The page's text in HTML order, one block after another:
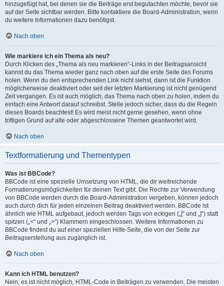
hinzugefügt hat, bei denen sie die Beiträge erst begutachten möchte, bevor sie
auf der Seite sichtbar werden. Bitte kontaktiere die Board-Administration, wenn
du weitere Informationen dazu benötigst.
Nach oben
Wie markiere ich ein Thema als neu?
Durch Klicken des „Thema als neu markieren“-Links in der Beitragsansicht
kannst du das Thema wieder ganz nach oben auf die erste Seite des Forums
holen. Wenn du den entsprechenden Link nicht siehst, dann ist die Funktion
möglicherweise deaktiviert oder seit der letzten Markierung ist nicht genügend
Zeit vergangen. Es ist auch möglich, das Thema nach oben zu holen, indem du
einfach eine Antwort darauf schreibst. Stelle jedoch sicher, dass du die Regeln
dieses Boards beachtest! Es wird meist nicht gerne gesehen, wenn ohne
triftigen Grund auf alte oder abgeschlossene Themen geantwortet wird.
Nach oben
Textformatierung und Thementypen
Was ist BBCode?
BBCode ist eine spezielle Umsetzung von HTML, die dir weitreichende
Formatierungsmöglichkeiten für deinen Text gibt. Die Rechte zur Verwendung
von BBCode werden durch die Board-Administration vergeben, können jedoch
auch durch dich für jeden einzelnen Beitrag deaktiviert werden. BBCode ist
ähnlich wie HTML aufgebaut, jedoch werden Tags von eckigen („[“ und „]“) statt
spitzen („<“ und „>“) Klammern eingeschlossen. Weitere Informationen zu
BBCode findest du auf einer speziellen Hilfe-Seite, die von der Seite zur
Beitragserstellung aus zugänglich ist.
Nach oben
Kann ich HTML benutzen?
Nein, es ist nicht möglich, HTML-Code in Beiträgen zu verwenden. Die meisten